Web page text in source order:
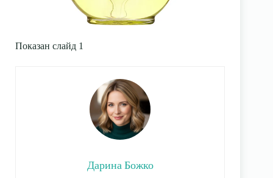
Показан слайд 1
Дарина Божко